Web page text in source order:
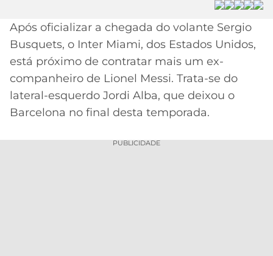
CÓDIGO
DE
INDICAÇÃO
BET365
CÓDIGO
CORINTHIANS
SÃO
PAULO
A
LIBERTADORES
COPA
BRASIL
MERCADO
DA
BOLA
PALPITES
Após oficializar a chegada do volante Sergio
Busquets, o Inter Miami, dos Estados Unidos,
está próximo de contratar mais um ex-
companheiro de Lionel Messi. Trata-se do
lateral-esquerdo Jordi Alba, que deixou o
Barcelona no final desta temporada.
PUBLICIDADE